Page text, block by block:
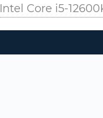
Intel Core i5-